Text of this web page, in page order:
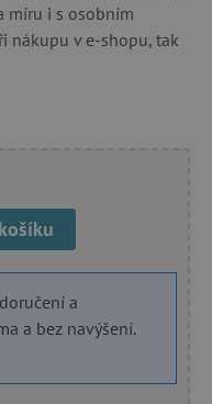
míru i s osobním
nákupu v e-shopu, tak
a
a bez navýšení.